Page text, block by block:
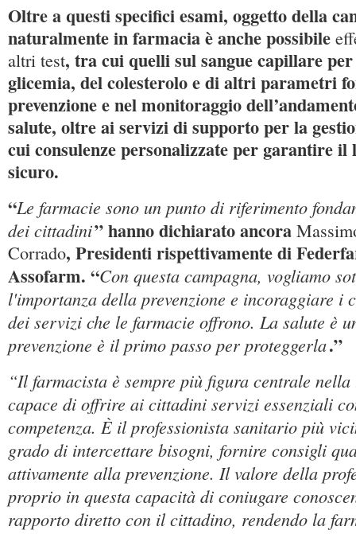
Oltre a questi specifici esami, oggetto della
naturalmente in farmacia è anche possibile
altri test, tra cui quelli sul sangue capillare
glicemia, del colesterolo e di altri parametri
prevenzione e nel monitoraggio
salute, oltre ai servizi di supporto per la
cui consulenze personalizzate per garantire
sicuro.
“Le farmacie sono un punto di riferimento
dei cittadini” hanno dichiarato ancora
Corrado, Presidenti rispettivamente di
Assofarm. “Con questa campagna, vogliamo
l'importanza della prevenzione e incoraggiare i
dei servizi che le farmacie offrono. La salute è
prevenzione è il primo passo per proteggerla.”
“Il farmacista è sempre più figura centrale
capace di offrire ai cittadini servizi essenziali
competenza. È il professionista sanitario più
grado di intercettare bisogni, fornire consigli
attivamente alla prevenzione. Il valore della
proprio in questa capacità di coniugare
rapporto diretto con il cittadino, rendendo la